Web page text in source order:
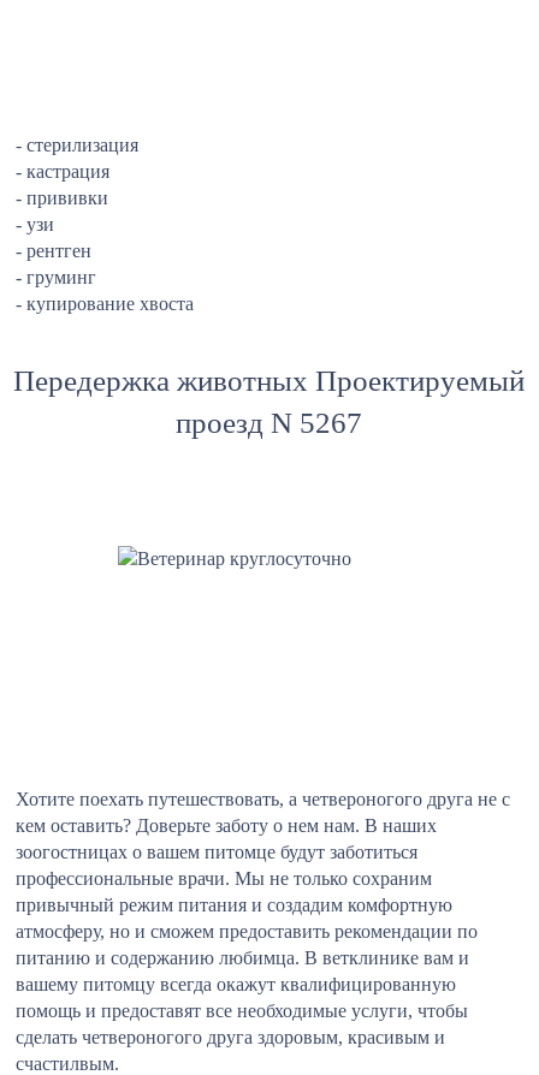
- стерилизация
- кастрация
- прививки
- узи
- рентген
- груминг
- купирование хвоста
Передержка животных Проектируемый
проезд N 5267
Хотите поехать путешествовать, а четвероногого друга не с
кем оставить? Доверьте заботу о нем нам. В наших
зоогостницах о вашем питомце будут заботиться
профессиональные врачи. Мы не только сохраним
привычный режим питания и создадим комфортную
атмосферу, но и сможем предоставить рекомендации по
питанию и содержанию любимца. В ветклинике вам и
вашему питомцу всегда окажут квалифицированную
помощь и предоставят все необходимые услуги, чтобы
сделать четвероногого друга здоровым, красивым и
счастилвым.